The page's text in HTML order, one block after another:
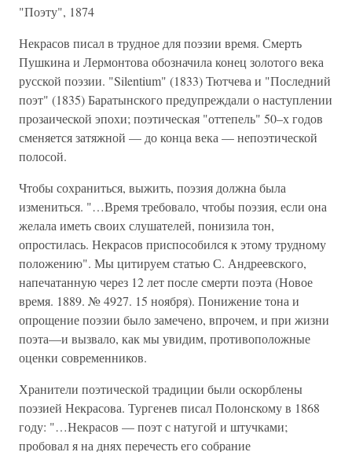
"Поэту", 1874
Некрасов писал в трудное для поэзии время. Смерть
Пушкина и Лермонтова обозначила конец золотого века
русской поэзии. "Silentium" (1833) Тютчева и "Последний
поэт" (1835) Баратынского предупреждали о наступлении
прозаической эпохи; поэтическая "оттепель" 50–х годов
сменяется затяжной — до конца века — непоэтической
полосой.
Чтобы сохраниться, выжить, поэзия должна была
измениться. "…Время требовало, чтобы поэзия, если она
желала иметь своих слушателей, понизила тон,
опростилась. Некрасов приспособился к этому трудному
положению". Мы цитируем статью С. Андреевского,
напечатанную через 12 лет после смерти поэта (Новое
время. 1889. № 4927. 15 ноября). Понижение тона и
опрощение поэзии было замечено, впрочем, и при жизни
поэта—и вызвало, как мы увидим, противоположные
оценки современников.
Хранители поэтической традиции были оскорблены
поэзией Некрасова. Тургенев писал Полонскому в 1868
году: "…Некрасов — поэт с натугой и штучками;
пробовал я на днях перечесть его собрание